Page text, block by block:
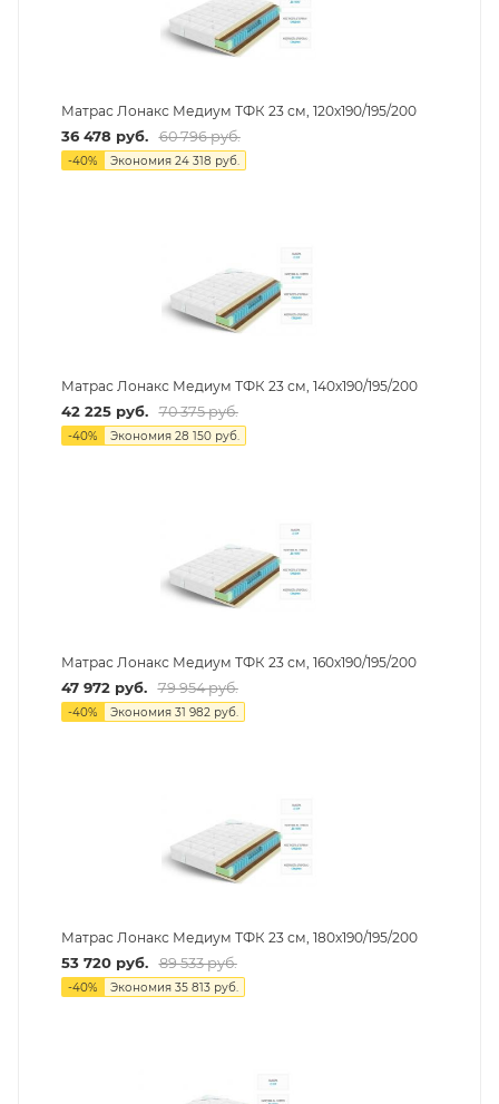
Матрас Лонакс Медиум ТФК 23 см, 120х190/195/200
36 478 руб. 60 796руб.
-40% Экономия 24 318 руб.
Матрас Лонакс Медиум ТФК 23 см, 140х190/195/200
42 225руб. 70 375руб.
-40% Экономия 28 150руб.
Матрас Лонакс Медиум ТФК 23 см, 160х190/195/200
47 972руб. 79 954руб.
-40% Экономия 31 982руб.
Матрас Лонакс Медиум ТФК 23 см, 180х190/195/200
53 720руб. 89 533руб.
-40% Экономия 35 813руб.